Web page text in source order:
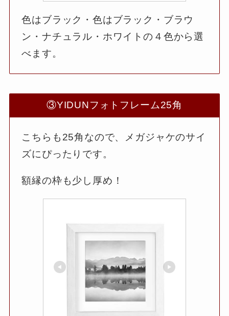
色はブラック・色はブラック・ブラウ
ン・ナチュラル・ホワイトの４色から選
べます。
③YIDUNフォトフレーム25角
こちらも25角なので、メガジャケのサイ
ズにぴったりです。
額縁の枠も少し厚め！